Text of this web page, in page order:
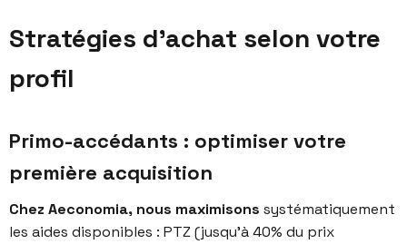
Stratégies d'achat selon votre
profil
Primo-accédants : optimiser votre
première acquisition
Chez Aeconomia, nous maximisons systématiquement
les aides disponibles : PTZ (jusqu’à 40% du prix